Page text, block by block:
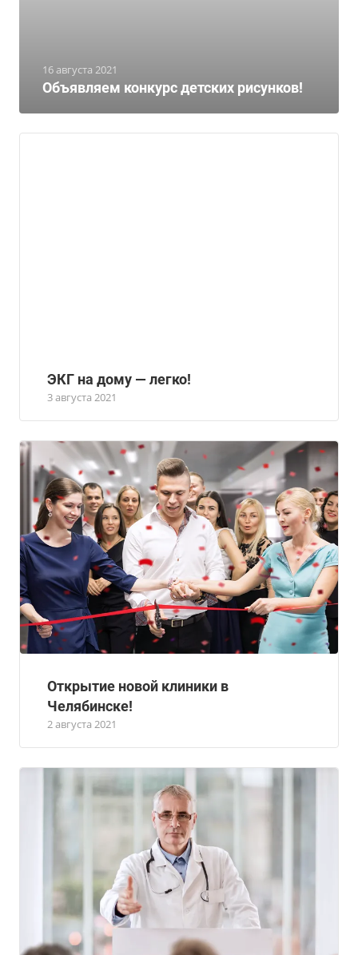
Объявляем конкурс детских рисунков!
16 августа 2021
ЭКГ на дому — легко!
3 августа 2021
Открытие новой клиники в
Челябинске!
2 августа 2021